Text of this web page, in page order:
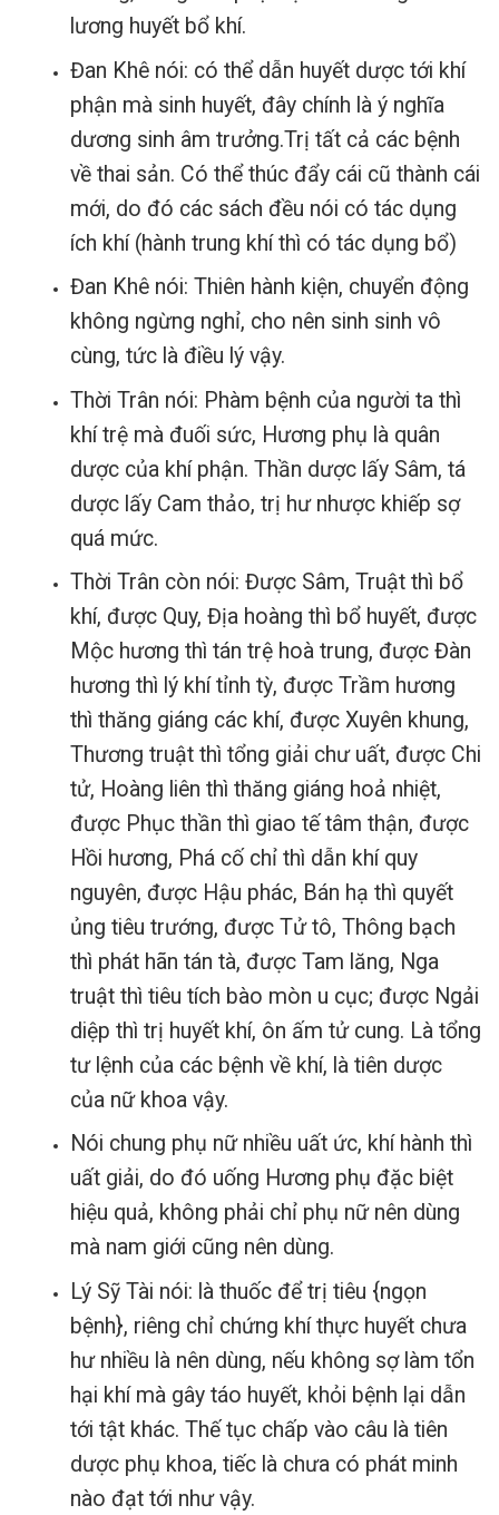
lương huyết bổ khí.
Đan Khê nói: có thể dẫn huyết dược tới khí
phận mà sinh huyết, đây chính là ý nghĩa
dương sinh âm trưởng.Trị tất cả các bệnh
về thai sản. Có thể thúc đẩy cái cũ thành cái
mới, do đó các sách đều nói có tác dụng
ích khí (hành trung khí thì có tác dụng bổ)
Đan Khê nói: Thiên hành kiện, chuyển động
không ngừng nghỉ, cho nên sinh sinh vô
cùng, tức là điều lý vậy.
Thời Trân nói: Phàm bệnh của người ta thì
khí trệ mà đuối sức, Hương phụ là quân
dược của khí phận. Thần dược lấy Sâm, tá
dược lấy Cam thảo, trị hư nhược khiếp sợ
quá mức.
Thời Trân còn nói: Được Sâm, Truật thì bổ
khí, được Quy, Địa hoàng thì bổ huyết, được
Mộc hương thì tán trệ hoà trung, được Đàn
hương thì lý khí tỉnh tỳ, được Trầm hương
thì thăng giáng các khí, được Xuyên khung,
Thương truật thì tổng giải chư uất, được Chi
tử, Hoàng liên thì thăng giáng hoả nhiệt,
được Phục thần thì giao tế tâm thận, được
Hồi hương, Phá cố chỉ thì dẫn khí quy
nguyên, được Hậu phác, Bán hạ thì quyết
ủng tiêu trướng, được Tử tô, Thông bạch
thì phát hãn tán tà, được Tam lăng, Nga
truật thì tiêu tích bào mòn u cục; được Ngải
diệp thì trị huyết khí, ôn ấm tử cung. Là tổng
tư lệnh của các bệnh về khí, là tiên dược
của nữ khoa vậy.
Nói chung phụ nữ nhiều uất ức, khí hành thì
uất giải, do đó uống Hương phụ đặc biệt
hiệu quả, không phải chỉ phụ nữ nên dùng
mà nam giới cũng nên dùng.
Lý Sỹ Tài nói: là thuốc để trị tiêu {ngọn
bệnh}, riêng chỉ chứng khí thực huyết chưa
hư nhiều là nên dùng, nếu không sợ làm tổn
hại khí mà gây táo huyết, khỏi bệnh lại dẫn
tới tật khác.Thế tục chấp vào câu là tiên
dược phụ khoa, tiếc là chưa có phát minh
nào đạt tới như vậy.